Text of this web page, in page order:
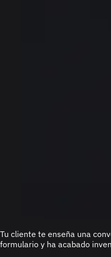
Tu cliente te enseña una
formulario y ha acabado